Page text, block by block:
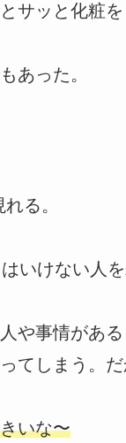
サッと化粧
あった。
る。
いけない人を
や事情があ
てしまう。
いな〜